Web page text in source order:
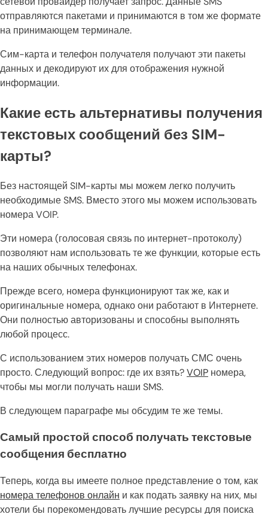
отправляются пакетами и принимаются в том же формате
на принимающем терминале.
Сим-карта и телефон получателя получают эти пакеты
данных и декодируют их для отображения нужной
информации.
Какие есть альтернативы получения
текстовых сообщений без SIM-
карты?
Без настоящей SIM-карты мы можем легко получить
необходимые SMS. Вместо этого мы можем использовать
номера VOIP.
Эти номера (голосовая связь по интернет-протоколу)
позволяют нам использовать те же функции, которые есть
на наших обычных телефонах.
Прежде всего, номера функционируют так же, как и
оригинальные номера, однако они работают в Интернете.
Они полностью авторизованы и способны выполнять
любой процесс.
С использованием этих номеров получать СМС очень
просто. Следующий вопрос: где их взять?VOIP номера,
чтобы мы могли получать наши SMS.
В следующем параграфе мы обсудим те же темы.
Самый простой способ получать текстовые
сообщения бесплатно
Теперь, когда вы имеете полное представление о том, как
номера телефонов онлайн и как подать заявку на них, мы
хотели бы порекомендовать лучшие ресурсы для поиска